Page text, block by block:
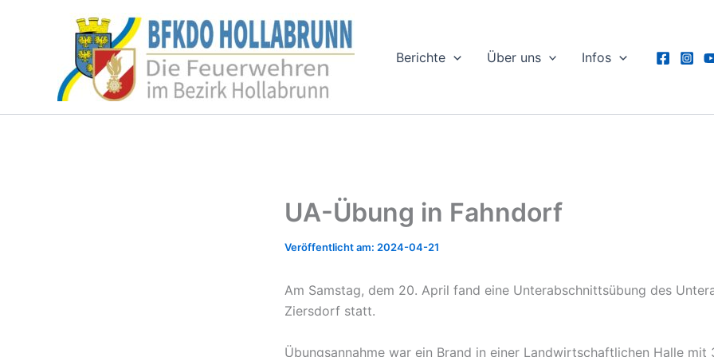
Berichte Über uns Infos
UA-Übung in Fahndorf
2024-04-21
Am Samstag, dem 20. April fand eine Unterabschnittsübung des
Ziersdorf statt.
Übungsannahme war ein Brand in einer Landwirtschaftlichen Halle mit